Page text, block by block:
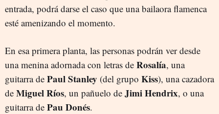
entrada, podrá darse el caso que una bailaora flamenca
esté amenizando el momento.
En esa primera planta, las personas podrán ver desde
una menina adornada con letras de Rosalía, una
guitarra de Paul Stanley (del grupo Kiss), una cazadora
de Miguel Ríos, un pañuelo de Jimi Hendrix, o una
guitarra de Pau Donés.